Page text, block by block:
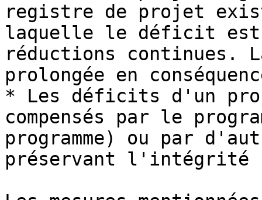
registre de projet
laquelle le déficit est
réductions continues.
prolongée en
* Les déficits d'un
compensés par le
programme) ou par
préservant l'intégrité